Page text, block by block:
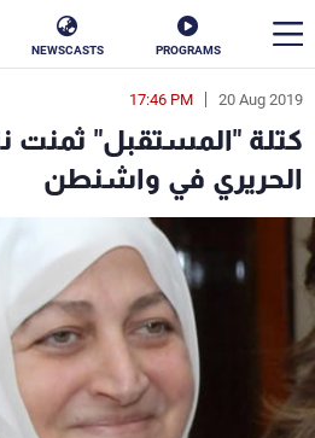
PROGRAMS
NEWSCASTS
20 Aug 2019
17:46 PM
كتلة "المستقبل" ثمنت
الحريري في واشنطن
en
الأخبار
سياسة
إقتصاد
منوعات
كأس العالم